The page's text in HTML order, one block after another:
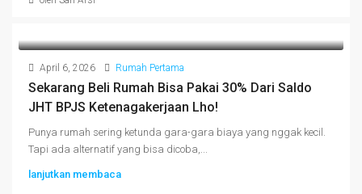
April 6, 2026 Rumah Pertama
Sekarang Beli Rumah Bisa Pakai 30% Dari Saldo
JHT BPJS Ketenagakerjaan Lho!
Punya rumah sering ketunda gara-gara biaya yang nggak kecil.
Tapi ada alternatif yang bisa dicoba,...
lanjutkan membaca